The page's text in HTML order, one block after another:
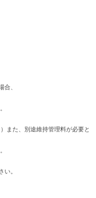
、
また、別途維持管理料が必要と
。